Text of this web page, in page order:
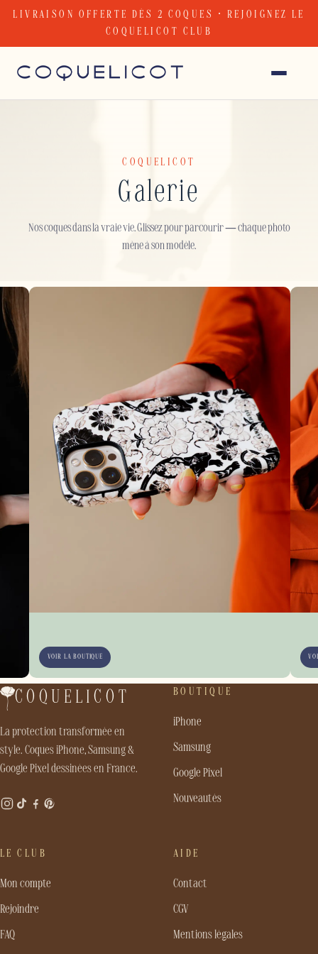
Skip
LIVRAISON OFFERTE DÈS 2 COQUES · REJOIGNEZ LE
COQUELICOT CLUB
COQUELICOT
Galerie
Nos coques dans la vraie vie. Glissez pour parcourir — chaque photo
mène à son modèle.
VOIR LA BOUTIQUE
COQUELICOT
La protection transformée en
style. Coques iPhone, Samsung &
Google Pixel dessinées en France.
BOUTIQUE
iPhone
Samsung
Google Pixel
Nouveautés
LE CLUB
Mon compte
Rejoindre
FAQ
AIDE
Contact
CGV
Mentions légales